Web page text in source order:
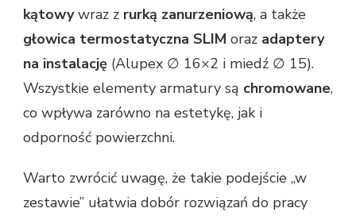
kątowywraz z rurką zanurzeniową, a także
głowica termostatyczna SLIM oraz adaptery
na instalację (Alupex ∅ 16×2 i miedź ∅ 15).
Wszystkie elementy armatury są chromowane,
co wpływa zarówno na estetykę, jak i
odporność powierzchni.
Warto zwrócić uwagę, że takie podejście „w
zestawie” ułatwia dobór rozwiązań do pracy